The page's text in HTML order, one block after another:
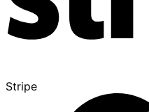
Stripe